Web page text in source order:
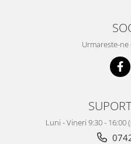
Urmareste-
Luni - Vineri 9:30 -